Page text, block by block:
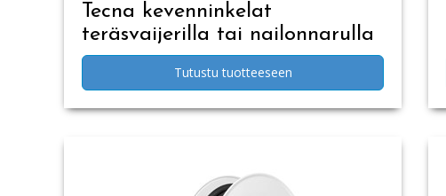
Tecna kevenninkelat
teräsvaijerilla tai nailonnarulla
Tutustu tuotteeseen